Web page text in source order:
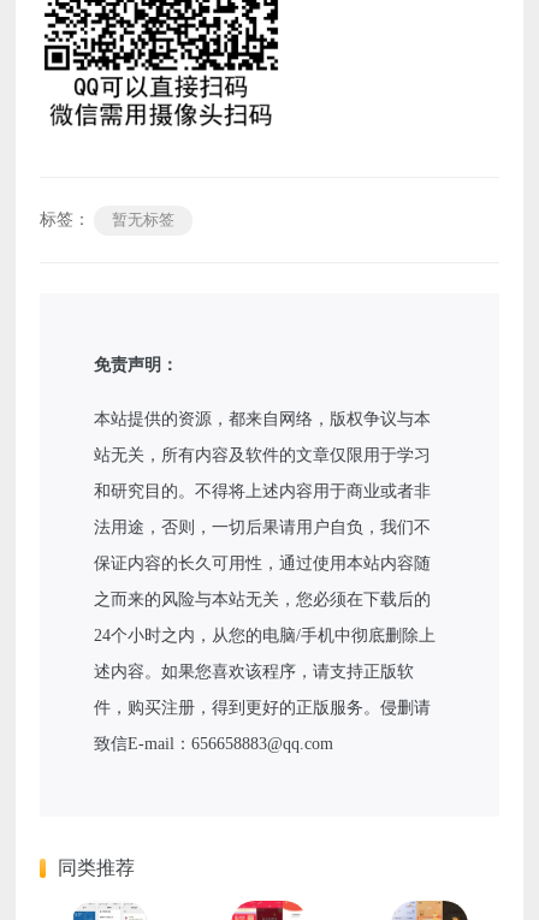
标签： 暂无标签
免责声明：
本站提供的资源，都来自网络，版权争议与本
站无关，所有内容及软件的文章仅限用于学习
和研究目的。不得将上述内容用于商业或者非
法用途，否则，一切后果请用户自负，我们不
保证内容的长久可用性，通过使用本站内容随
之而来的风险与本站无关，您必须在下载后的
24个小时之内，从您的电脑/手机中彻底删除上
述内容。如果您喜欢该程序，请支持正版软
件，购买注册，得到更好的正版服务。侵删请
致信E-mail：656658883@qq.com
同类推荐